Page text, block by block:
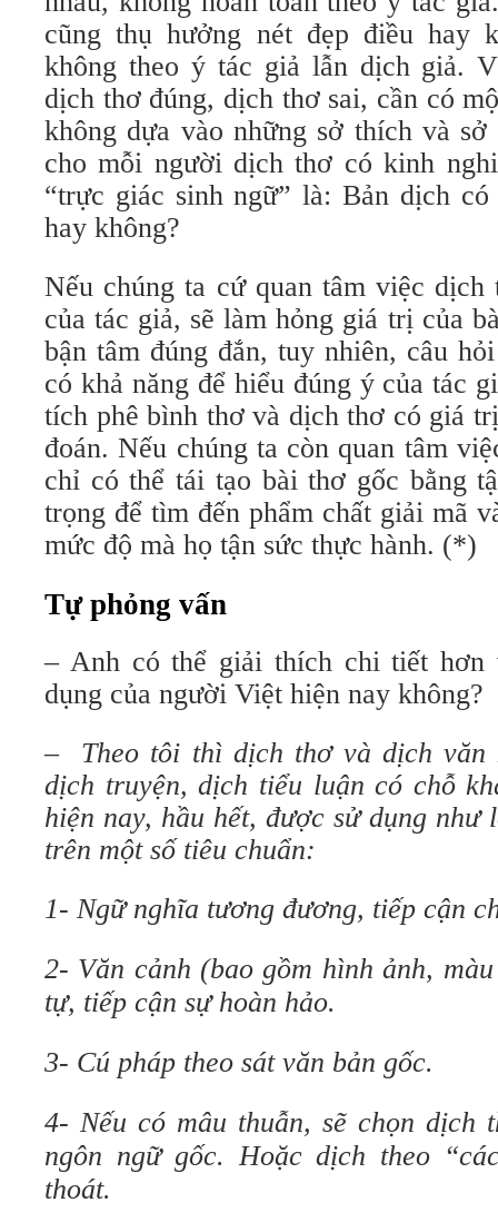
cũng thụ hưởng nét đẹp điều hay
không theo ý tác giả lẫn dịch giả.
dịch thơ đúng, dịch thơ sai, cần có
không dựa vào những sở thích và
cho mỗi người dịch thơ có kinh
“trực giác sinh ngữ” là: Bản dịch
hay không?
Nếu chúng ta cứ quan tâm việc
của tác giả, sẽ làm hỏng giá trị của
bận tâm đúng đắn, tuy nhiên, câu
có khả năng để hiểu đúng ý của tác
tích phê bình thơ và dịch thơ có giá
đoán. Nếu chúng ta còn quan tâm
chỉ có thể tái tạo bài thơ gốc bằng
trọng để tìm đến phẩm chất giải mã
mức độ mà họ tận sức thực hành. (*)
Tự phỏng vấn
– Anh có thể giải thích chi tiết hơn
dụng của người Việt hiện nay không?
– Theo tôi thì dịch thơ và dịch văn
dịch truyện, dịch tiểu luận có chỗ
hiện nay, hầu hết, được sử dụng
trên một số tiêu chuẩn:
1- Ngữ nghĩa tương đương, tiếp cận
2- Văn cảnh (bao gồm hình ảnh,
tự, tiếp cận sự hoàn hảo.
3- Cú pháp theo sát văn bản gốc.
4- Nếu có mâu thuẫn, sẽ chọn dịch
ngôn ngữ gốc. Hoặc dịch theo
thoát.